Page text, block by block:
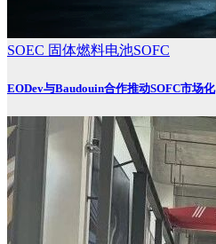
SOEC 固体燃料电池SOFC
EODev与Baudouin合作推动SOFC市场化